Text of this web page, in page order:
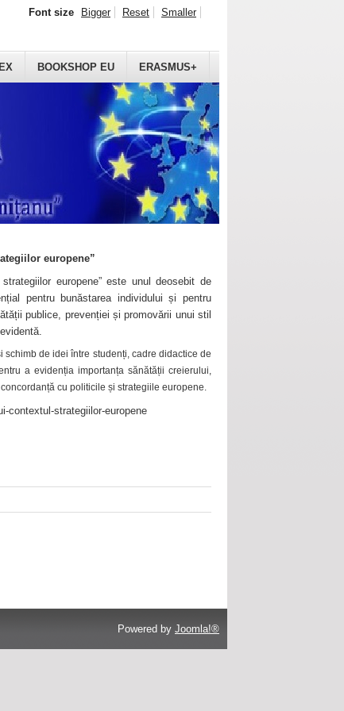
BOOKSHOP EU ERASMUS+
Font size Bigger Reset Smaller
europene”
europene” este unul deosebit de
pentru bunăstarea individului și pentru
publice, prevenției și promovării unui stil
de idei între studenți, cadre didactice de
a evidenția importanța sănătății creierului,
cu politicile și strategiile europene.
contextul-strategiilor-europene
Powered by Joomla!®